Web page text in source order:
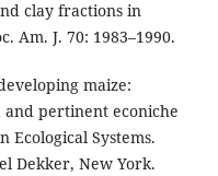
clay fractions in
Am. J. 70: 1983–1990.
maize:
pertinent econiche
Ecological Systems.
Dekker, New York.